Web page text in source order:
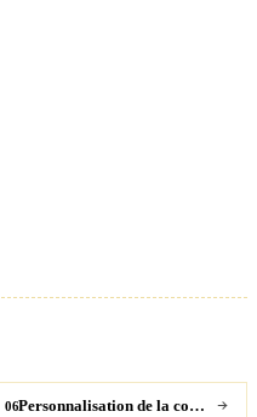
06 Personnalisation de la communauté